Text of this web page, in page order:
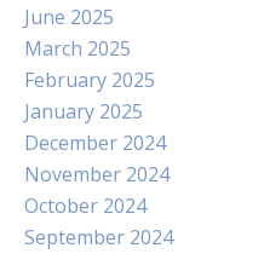
June 2025
March 2025
February 2025
January 2025
December 2024
November 2024
October 2024
September 2024